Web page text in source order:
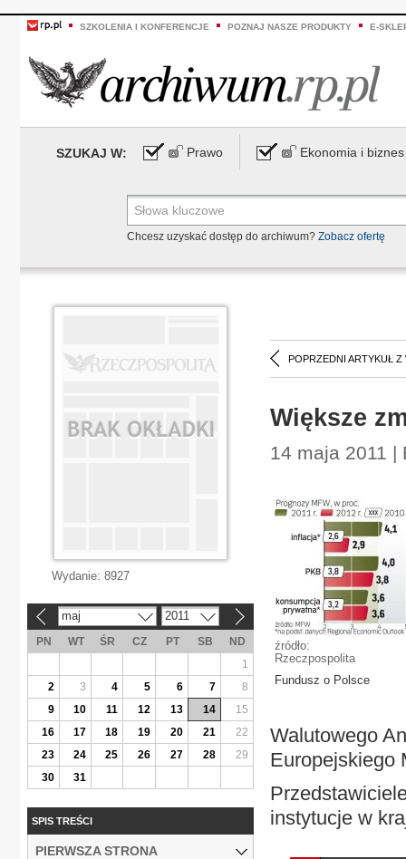
SZKOLENIA I KONFERENCJE POZNAJ NASZE PRODUKTY E-
SZUKAJ W: Prawo Ekonomia i biznes
Chcesz uzyskać dostęp do archiwum? Zobacz ofertę
POPRZEDNI ARTYKUŁ Z
Większe
14 maja 2011 |
źródło:
Rzeczpospolita
Fundusz o Polsce
Walutowego
Europejskiego
instytucje w
Wydanie: 8927
maj 2011
PN WT ŚR CZ PT SB
ND
1
2
3 4 5 6 7
8
9
10 11 12 13 14
15
16
17 18 19 20 21
22
23
24 25 26 27 28
29
30
31
SPIS TREŚCI
PIERWSZA STRONA